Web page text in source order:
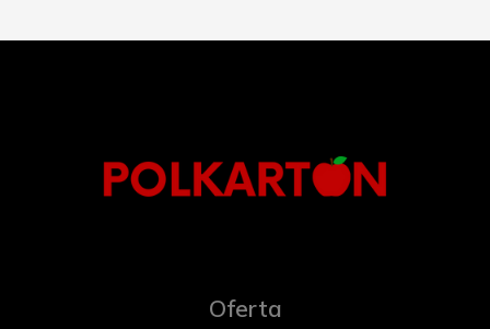
Oferta